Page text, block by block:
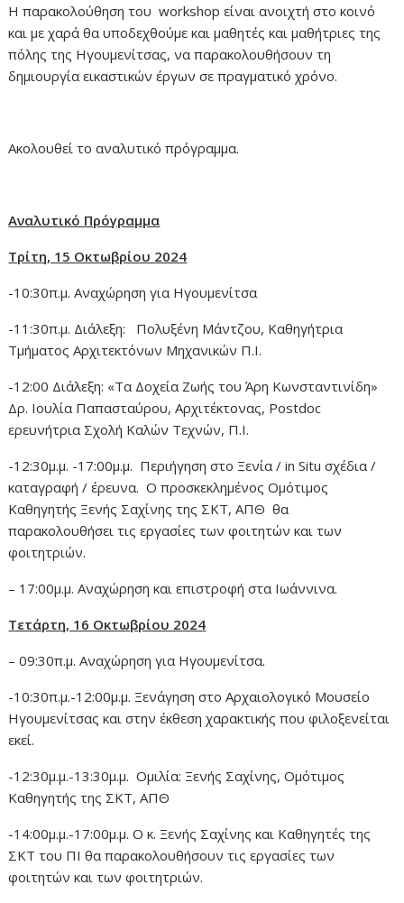
Η παρακολούθηση του workshop είναι ανοιχτή στο κοινό
και με χαρά θα υποδεχθούμε και μαθητές και μαθήτριες της
πόλης της Ηγουμενίτσας, να παρακολουθήσουν τη
δημιουργία εικαστικών έργων σε πραγματικό χρόνο.
Ακολουθεί το αναλυτικό πρόγραμμα.
Αναλυτικό Πρόγραμμα
Τρίτη, 15 Οκτωβρίου 2024
-10:30π.μ. Αναχώρηση για Ηγουμενίτσα
-11:30π.μ. Διάλεξη: Πολυξένη Μάντζου, Καθηγήτρια
Τμήματος Αρχιτεκτόνων Μηχανικών Π.Ι.
-12:00 Διάλεξη: «Τα Δοχεία Ζωής του Άρη Κωνσταντινίδη»
Δρ. Ιουλία Παπασταύρου, Αρχιτέκτονας, Postdoc
ερευνήτρια Σχολή Καλών Τεχνών, Π.Ι.
-12:30μ.μ. -17:00μ.μ. Περιήγηση στο Ξενία / in Situ σχέδια /
καταγραφή / έρευνα. Ο προσκεκλημένος Ομότιμος
Καθηγητής Ξενής Σαχίνης της ΣΚΤ, ΑΠΘ θα
παρακολουθήσει τις εργασίες των φοιτητών και των
φοιτητριών.
– 17:00μ.μ. Αναχώρηση και επιστροφή στα Ιωάννινα.
Τετάρτη, 16 Οκτωβρίου 2024
– 09:30π.μ. Αναχώρηση για Ηγουμενίτσα.
-10:30π.μ.-12:00μ.μ. Ξενάγηση στο Αρχαιολογικό Μουσείο
Ηγουμενίτσας και στην έκθεση χαρακτικής που φιλοξενείται
εκεί.
-12:30μ.μ.-13:30μ.μ. Ομιλία: Ξενής Σαχίνης, Ομότιμος
Καθηγητής της ΣΚΤ, ΑΠΘ
-14:00μ.μ.-17:00μ.μ. Ο κ. Ξενής Σαχίνης και Καθηγητές της
ΣΚΤ του ΠΙ θα παρακολουθήσουν τις εργασίες των
φοιτητών και των φοιτητριών.